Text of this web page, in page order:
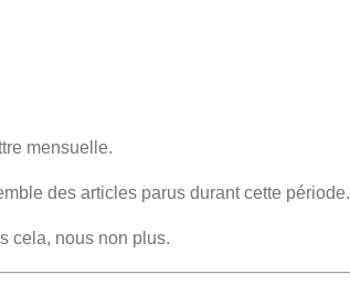
mensuelle.
des articles parus durant cette période.
cela, nous non plus.